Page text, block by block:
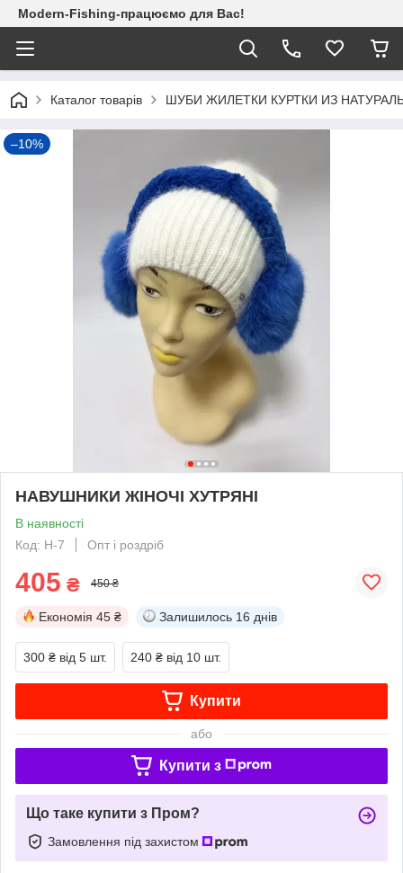
Modern-Fishing-працюємо для Вас!
Каталог товарів ШУБИ ЖИЛЕТКИ КУРТКИ ИЗ
–10%
НАВУШНИКИ ЖІНОЧІ ХУТРЯНІ
В наявності
Код: Н-7
Опт і роздріб
405 ₴ 450 ₴
Економія 45 ₴ Залишилось 16 днів
300 ₴ від 5 шт. 240 ₴ від 10 шт.
Купити
або
Купити з
Що таке купити з Пром?
Замовлення під захистом